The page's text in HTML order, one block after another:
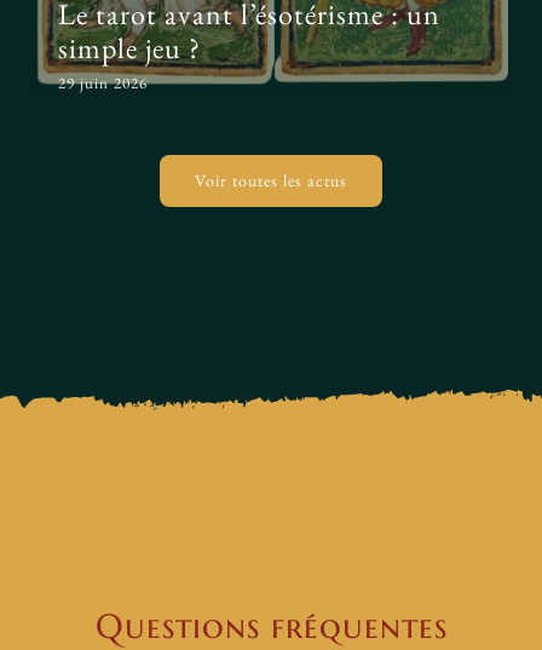
Le tarot avant l’ésotérisme : un
simple jeu ?
29 juin 2026
Voir toutes les actus
Questions fréquentes